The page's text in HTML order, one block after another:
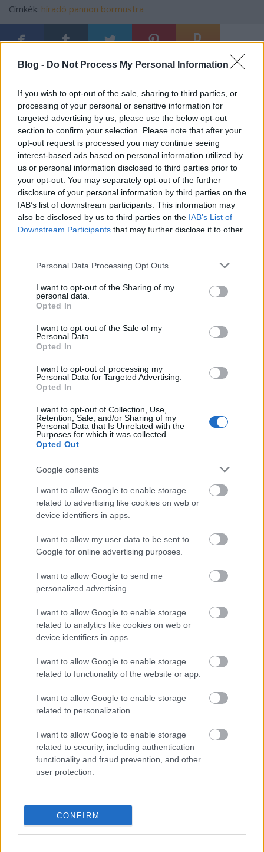
Blog - Do Not Process My Personal Information
If you wish to opt-out of the sale, sharing to third parties, or
processing of your personal or sensitive information for
targeted advertising by us, please use the below opt-out
section to confirm your selection. Please note that after your
opt-out request is processed you may continue seeing
interest-based ads based on personal information utilized by
us or personal information disclosed to third parties prior to
your opt-out. You may separately opt-out of the further
disclosure of your personal information by third parties on the
IAB’s list of downstream participants. This information may
also be disclosed by us to third parties on the IAB’s List of
Downstream Participants that may further disclose it to other
Please note that this website/app uses one or more Google
not limited to your visit or usage behaviour. You may click to
grant or deny consent to Google and its third-party tags to
use your data for below specified purposes in below Google
consent section.
Personal Data Processing Opt Outs
I want to opt-out of the Sharing of my
personal data.
Opted In
I want to opt-out of the Sale of my
Personal Data.
Opted In
I want to opt-out of processing my
Personal Data for Targeted Advertising.
Opted In
I want to opt-out of Collection, Use,
Retention, Sale, and/or Sharing of my
Personal Data that Is Unrelated with the
Purposes for which it was collected.
Opted Out
Google consents
I want to allow Google to enable storage
related to advertising like cookies on web or
device identifiers in apps.
I want to allow my user data to be sent to
Google for online advertising purposes.
I want to allow Google to send me
personalized advertising.
I want to allow Google to enable storage
related to analytics like cookies on web or
device identifiers in apps.
I want to allow Google to enable storage
related to functionality of the website or app.
I want to allow Google to enable storage
related to personalization.
I want to allow Google to enable storage
related to security, including authentication
functionality and fraud prevention, and other
user protection.
CONFIRM
Címkék: híradó pannon bormustra
Ajánlott bejegyzések:
A mindenséggel mérd magad
Aranyszájú Szt. Róbert
Kevés vagyok
Borok a Mátrából
Szólj hozzá!
A hozzászóláshoz be kell lépned!
15 éve
BZoltan
15 éve
: Poén lenne, ha a nevezési összeg annyi lenne
amennyiből a nevezett borokat meg tudják venni a
Hepci